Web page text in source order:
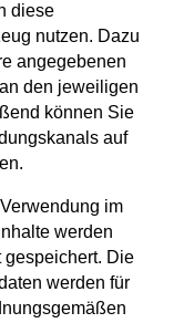
diese
nutzen. Dazu
angegebenen
den jeweiligen
können Sie
auf
im
werden
Die
werden für